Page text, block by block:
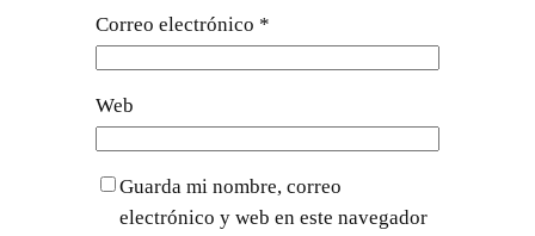
Correo electrónico *
Web
Guarda mi nombre, correo
electrónico y web en este navegador